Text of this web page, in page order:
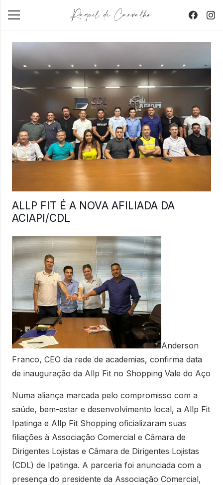
ALLP FIT É A NOVA AFILIADA DA
ACIAPI/CDL
Anderson
Franco, CEO da rede de academias, confirma data
de inauguração da Allp Fit no Shopping Vale do Aço
Numa aliança marcada pelo compromisso com a
saúde, bem-estar e desenvolvimento local, a Allp Fit
Ipatinga e Allp Fit Shopping oficializaram suas
filiações à Associação Comercial e Câmara de
Dirigentes Lojistas e Câmara de Dirigentes Lojistas
(CDL) de Ipatinga. A parceria foi anunciada com a
presença do presidente da Associação Comercial,